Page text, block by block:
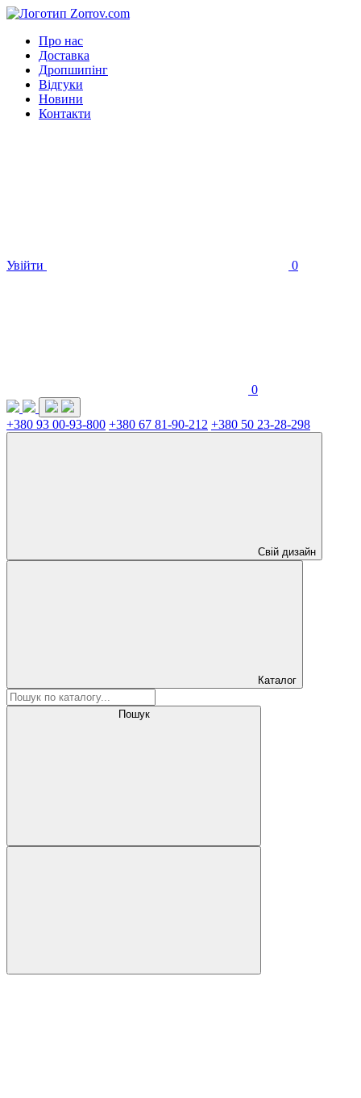
Про нас
Доставка
Дропшипінг
Відгуки
Новини
Контакти
Увійти 0
0
+380 93 00-93-800 +380 67 81-90-212 +380 50 23-28-298
Свій дизайн
Каталог
Пошук